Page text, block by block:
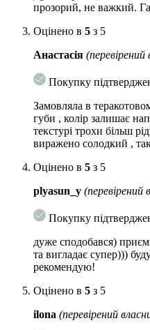
прозорий, не важкий.
Оцінено в 5 з 5
Анастасія (перевірений
Покупку
Замовляла в
губи , колір залишає
текстурі трохи більш
виражено солодкий ,
Оцінено в 5 з 5
plyasun_y (перевірений
Покупку
дуже сподобався)
та вигладає супер)))
рекомендую!
Оцінено в 5 з 5
ilona (перевірений